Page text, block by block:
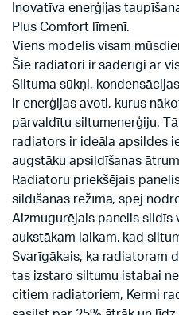
Inovatīva enerģijas
Plus Comfort līmenī.
Viens modelis visam
Šie radiatori ir saderīgi ar
Siltuma sūkņi,
ir enerģijas avoti, kurus
pārvaldītu siltumenerģiju.
radiators ir ideāla apsildes
augstāku apsildīšanas
Radiatoru priekšējais
sildīšanas režīmā, spēj
Aizmugurējais panelis sildīs
aukstākam laikam, kad
Svarīgākais, ka radiatoram
tas izstaro siltumu istabai
citiem radiatoriem, Kermi